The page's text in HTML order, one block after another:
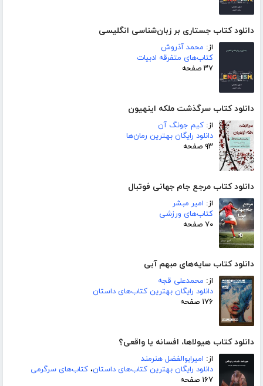
دانلود کتاب جستاری بر زبان‌شناسی انگلیسی
از: محمد آذروش
کتاب‌های متفرقه ادبیات
۳۷ صفحه
دانلود کتاب سرگذشت ملکه اینهیون
از: کیم جونگ آن
دانلود رایگان بهترین رمان‌ها
۹۳ صفحه
دانلود کتاب مرجع جام جهانی فوتبال
از: امیر مبشر
کتاب‌های ورزشی
۷۰ صفحه
دانلود کتاب سایه‌های مبهم آبی
از: محمدعلی قجه
دانلود رایگان بهترین کتاب‌های داستان
۱۷۶ صفحه
دانلود کتاب هیولاها، افسانه یا واقعی؟
از: امیرابوالفضل هنرمند
دانلود رایگان بهترین کتاب‌های داستان، کتاب‌های سرگرمی
۱۶۷ صفحه